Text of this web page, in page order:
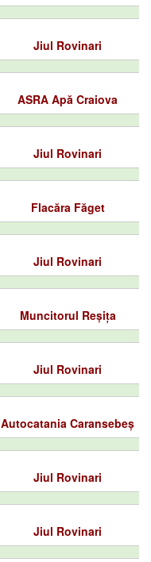
Jiul Rovinari
ASRA Apă Craiova
Jiul Rovinari
Flacăra Făget
Jiul Rovinari
Muncitorul Reșița
Jiul Rovinari
Autocatania Caransebeș
Jiul Rovinari
Jiul Rovinari